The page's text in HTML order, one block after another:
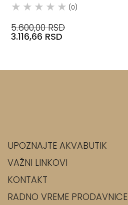
(0)
5.600,00 RSD
3.116,66 RSD
UPOZNAJTE AKVABUTIK
VAŽNI LINKOVI
KONTAKT
RADNO VREME PRODAVNICE